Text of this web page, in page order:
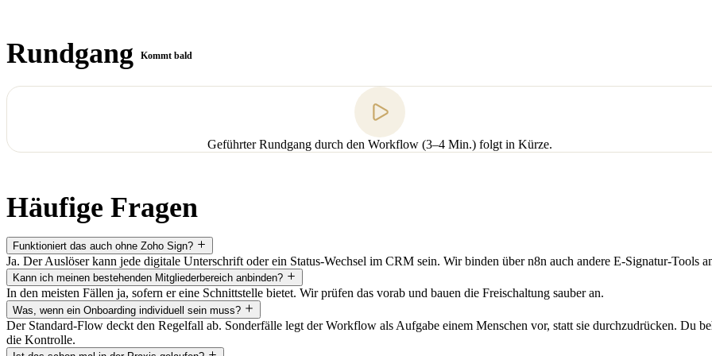
Rundgang Kommt bald
Geführter Rundgang durch den Workflow (3–4 Min.) folgt in Kürze.
Häufige Fragen
Funktioniert das auch ohne Zoho Sign?
Ja. Der Auslöser kann jede digitale Unterschrift oder ein Status-Wechsel im CRM sein. Wir binden über n8n auch andere E-Signatur-Tools
Kann ich meinen bestehenden Mitgliederbereich anbinden?
In den meisten Fällen ja, sofern er eine Schnittstelle bietet. Wir prüfen das vorab und bauen die Freischaltung sauber an.
Was, wenn ein Onboarding individuell sein muss?
Der Standard-Flow deckt den Regelfall ab. Sonderfälle legt der Workflow als Aufgabe einem Menschen vor, statt sie durchzudrücken. Du
die Kontrolle.